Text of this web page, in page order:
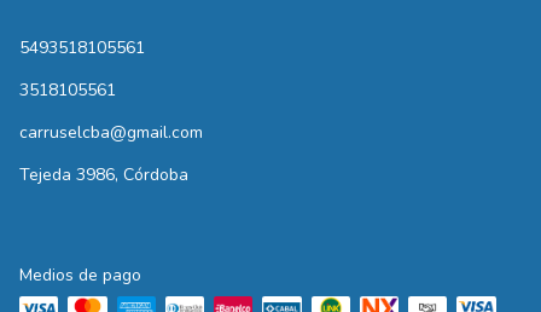
5493518105561
3518105561
carruselcba@gmail.com
Tejeda 3986, Córdoba
Medios de pago